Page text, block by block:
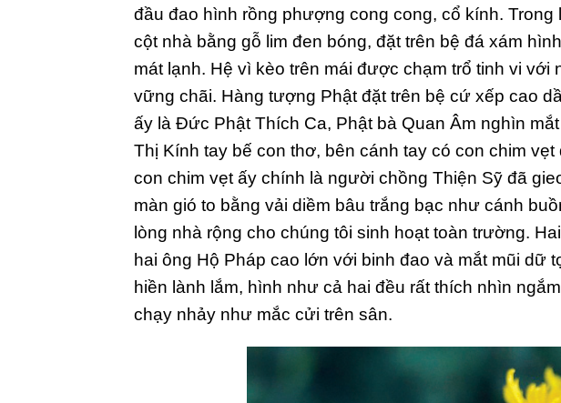
đầu đao hình rồng phượng cong cong, cổ kính.
cột nhà bằng gỗ lim đen bóng, đặt trên bệ đá xám
mát lạnh. Hệ vì kèo trên mái được chạm trổ tinh vi với
vững chãi. Hàng tượng Phật đặt trên bệ cứ xếp cao
ấy là Đức Phật Thích Ca, Phật bà Quan Âm nghìn
Thị Kính tay bế con thơ, bên cánh tay có con chim
con chim vẹt ấy chính là người chồng Thiện Sỹ đã
màn gió to bằng vải diềm bâu trắng bạc như cánh
lòng nhà rộng cho chúng tôi sinh hoạt toàn trường.
hai ông Hộ Pháp cao lớn với binh đao và mắt mũi dữ
hiền lành lắm, hình như cả hai đều rất thích nhìn
chạy nhảy như mắc cửi trên sân.